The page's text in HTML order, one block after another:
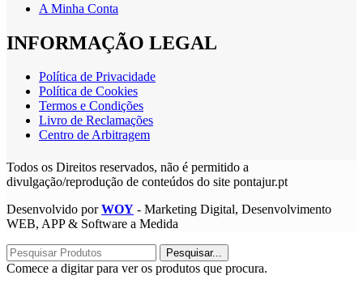
A Minha Conta
INFORMAÇÃO LEGAL
Política de Privacidade
Política de Cookies
Termos e Condições
Livro de Reclamações
Centro de Arbitragem
Todos os Direitos reservados, não é permitido a
divulgação/reprodução de conteúdos do site pontajur.pt
Desenvolvido porWOY - Marketing Digital, Desenvolvimento
WEB, APP & Software a Medida
Pesquisar...
Comece a digitar para ver os produtos que procura.